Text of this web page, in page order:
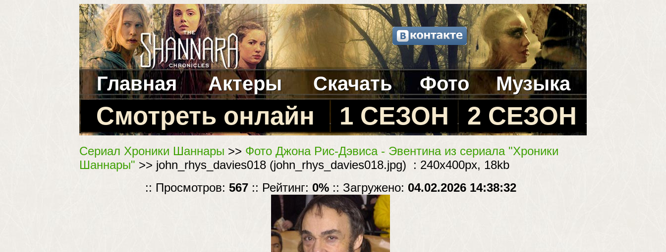
Главная Актеры Скачать Фото Музыка
Смотреть онлайн 1 СЕЗОН 2 СЕЗОН
Сериал Хроники Шаннары >> Фото Джона Рис-Дэвиса - Эвентина из сериала "Хроники
Шаннары" >> john_rhys_davies018 (john_rhys_davies018.jpg) : 240x400px, 18kb
:: Просмотров: 567:: Рейтинг: 0%:: Загружено: 04.02.2026 14:38:32